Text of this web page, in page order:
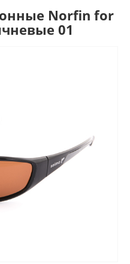
Norfin for
01